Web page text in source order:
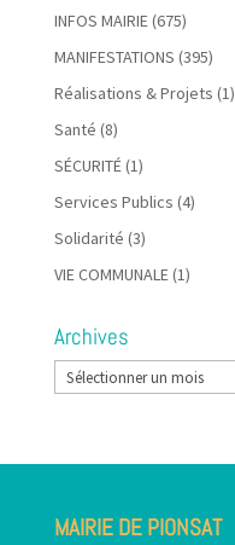
INFOS MAIRIE(675)
MANIFESTATIONS (395)
Réalisations & Projets (1)
Santé (8)
SÉCURITÉ(1)
Services Publics (4)
Solidarité (3)
VIE COMMUNALE(1)
Archives
Archives
MAIRIE DE PIONSAT